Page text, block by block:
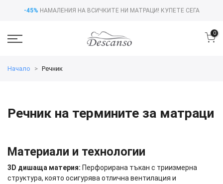
-45% НАМАЛЕНИЯ НА ВСИЧКИТЕ НИ МАТРАЦИ! КУПЕТЕ СЕГА
0
Начало Речник
Речник на термините за матраци
Материали и технологии
3D дишаща материя: Перфорирана тъкан с триизмерна
структура, която осигурява отлична вентилация и